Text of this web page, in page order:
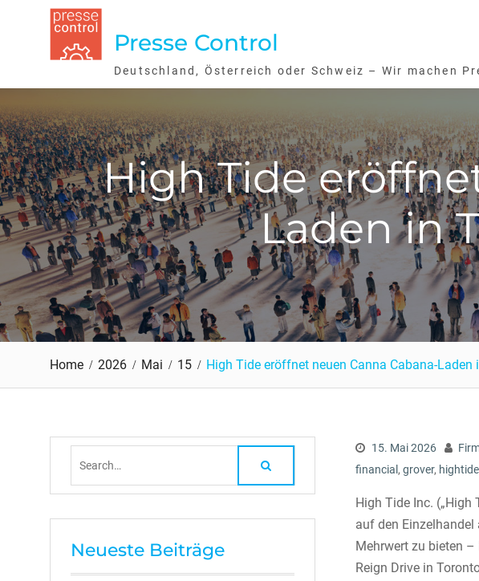
Presse Control
Deutschland, Österreich oder Schweiz – Wir machen
High Tide
Laden in
Home 2026 Mai 15 High Tide eröffnet neuen Canna Cabana-Laden
15. Mai 2026
financial , grover,
High Tide Inc. („High
auf den Einzelhandel
Mehrwert zu bieten –
Reign Drive in
Neueste Beiträge